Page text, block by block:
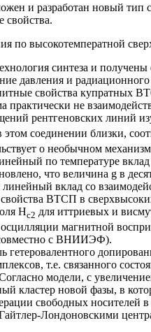
и разработан новый тип
свойства.
по высокотемператной
синтеза и
давления и
свойства купратных
практически не
рентгеновских линий
этом соединении близки,
о необычном
по температуре
что величина g в
вклад со
ВТСП в
Нс2 для иттриевых и
магнитной
с ВНИИЭФ).
гетеровалентного
т.е. связанного
модели, с
кластер новой фазы, в
свободных носителей
Лондоновскими